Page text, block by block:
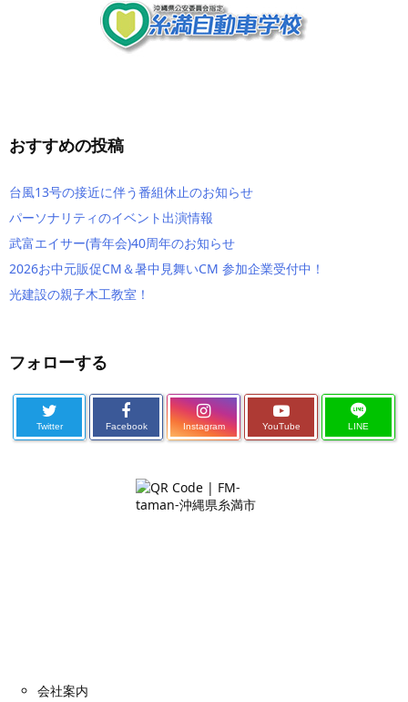
おすすめの投稿
台風13号の接近に伴う番組休止のお知らせ
パーソナリティのイベント出演情報
武富エイサー(青年会)40周年のお知らせ
2026お中元販促CM＆暑中見舞いCM 参加企業受付中！
光建設の親子木工教室！
フォローする
Twitter Facebook Instagram YouTube LINE
会社案内